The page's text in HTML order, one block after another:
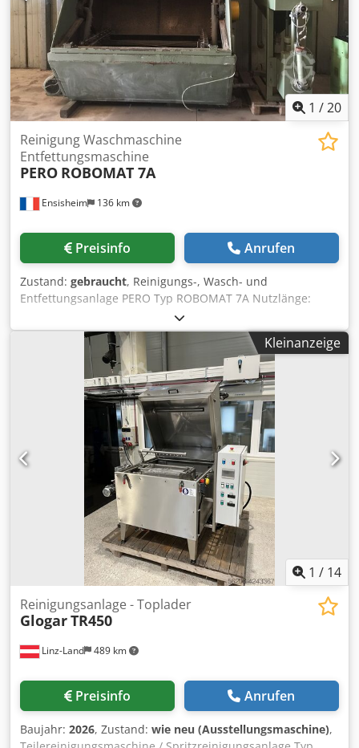
1 /20
Ensisheim 136 km
Reinigung Waschmaschine
Entfettungsmaschine
PERO ROBOMAT 7A
Preisinfo Anrufen
Zustand: gebraucht, Reinigungs-, Wasch- und
Entfettungsanlage PERO Typ ROBOMAT 7A Nutzlänge:
1600 mm Nutzbreite: 1040 mm Nutzhöhe: 960 mm
Chjdpfjzm Swfox Aavea Beladehöhe: 800 mm Maximales
Ladegewicht: 1500 kg
Kleinanzeige
1 / 14
Linz-Land 489 km
Reinigungsanlage - Toplader
GlogarTR450
Preisinfo Anrufen
Baujahr: 2026, Zustand: wie neu (Ausstellungsmaschine),